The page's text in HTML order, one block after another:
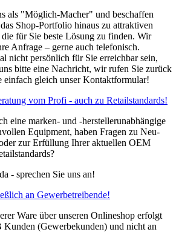
als "Möglich-Macher" und beschaffen
Shop-Portfolio hinaus zu attraktiven
für Sie beste Lösung zu finden. Wir
Anfrage – gerne auch telefonisch.
nicht persönlich für Sie erreichbar sein,
bitte eine Nachricht, wir rufen Sie zurück
einfach gleich unser Kontaktformular!
vom Profi - auch zu Retailstandards!
eine marken- und -herstellerunabhängige
Equipment, haben Fragen zu Neu-
zur Erfüllung Ihrer aktuellen OEM
- sprechen Sie uns an!
an Gewerbetreibende!
Ware über unseren Onlineshop erfolgt
(Gewerbekunden) und nicht an